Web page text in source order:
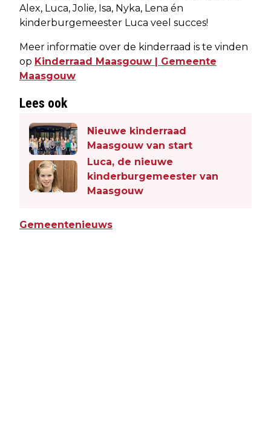
Alex, Luca, Jolie, Isa, Nyka, Lena én
kinderburgemeester Luca veel succes!
Meer informatie over de kinderraad is te vinden
op Kinderraad Maasgouw | Gemeente
Maasgouw
Lees ook
Nieuwe kinderraad
Maasgouw van start
Luca, de nieuwe
kinderburgemeester van
Maasgouw
Gemeentenieuws